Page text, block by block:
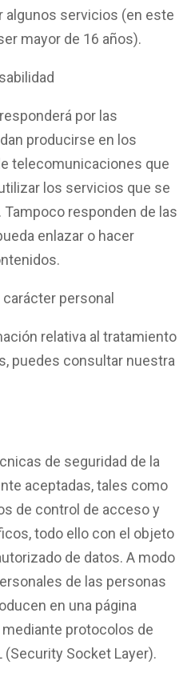
algunos servicios (en este
mayor de 16 años).
por las
producirse en los
telecomunicaciones que
los servicios que se
responden de las
enlazar o hacer
personal
relativa al tratamiento
puedes consultar nuestra
de seguridad de la
aceptadas, tales como
de control de acceso y
todo ello con el objeto
de datos. A modo
de las personas
en una página
protocolos de
(Security Socket Layer).